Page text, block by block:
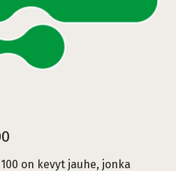
on kevyt jauhe, jonka